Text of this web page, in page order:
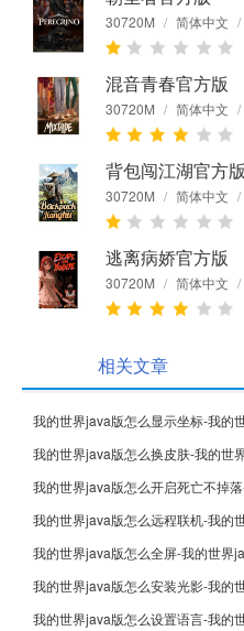
30720M / 简体中文 /
混音青春官方版
30720M / 简体中文 /
背包闯江湖官方版
30720M / 简体中文 /
逃离病娇官方版
30720M / 简体中文 /
相关文章
我的世界java版怎么显示坐标-我的
我的世界java版怎么换皮肤-我的世
我的世界java版怎么远程联机-我的
我的世界java版怎么全屏-我的世界
我的世界java版怎么安装光影-我的
我的世界java版怎么设置语言-我的